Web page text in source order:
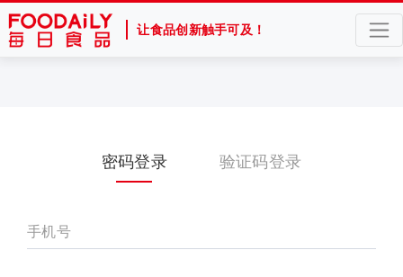
让食品创新触手可及！
密码登录 验证码登录
手机号